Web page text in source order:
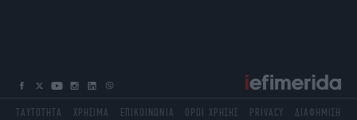
ΤΑΥΤΟΤΗΤΑ ΧΡΗΣΙΜΑ ΕΠΙΚΟΙΝΩΝΙΑ ΟΡΟΙ ΧΡΗΣΗΣ PRIVACY ΔΙΑΦΗΜΙΣΗ